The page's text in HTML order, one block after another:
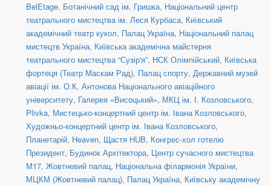
BelEtage, Ботанічний сад ім. Гришка, Національний центр
театрального мистецтва ім. Леся Курбаса, Київський
академічний театр кукол, Палац Україна, Національний палац
мистецтв Україна, Київська академічна майстерня
театрального мистецтва “Сузір'я”, НСК Олімпійський, Київська
фортеця (Театр Маскам Рад), Палац спорту, Державний музей
авіації ім. О.К. Антонова Національного авіаційного
університету, Галерея «Висоцький», МКЦ ім. І. Козловського,
Plivka, Мистецько-концертний центр ім. Івана Козловського,
Художньо-концертний центр ім. Івана Козловського,
Планетарій, Heaven, Щастя HUB, Конгрес-хол готелю
Президент, Будинок Архітектора, Центр сучасного мистецтва
М17, Жовтневий палац, Національна філармонія України,
МЦКМ (Жовтневий палац), Палац Україна, Київську академічну